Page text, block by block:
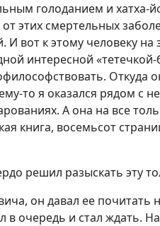
голоданием и хатха-
этих смертельных
вот к этому человеку на
интересной
Откуда
то я оказался рядом с
А она на все
книга, восемьсот
решил разыскать эту
он давал ее почитать
очередь и стал ждать.